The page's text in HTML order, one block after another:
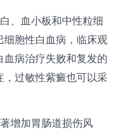
、血小板和中性粒细
胞性白血病，临床观
病治疗失败和复发的
过敏性紫癜也可以采
增加胃肠道损伤风